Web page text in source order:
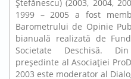
Ştefănescu) (2003, 2004,
1999 – 2005 a fost
Barometrului de Opinie
bianuală realizată de
Societate Deschisă.
preşedinte al Asociaţiei
2003 este moderator al